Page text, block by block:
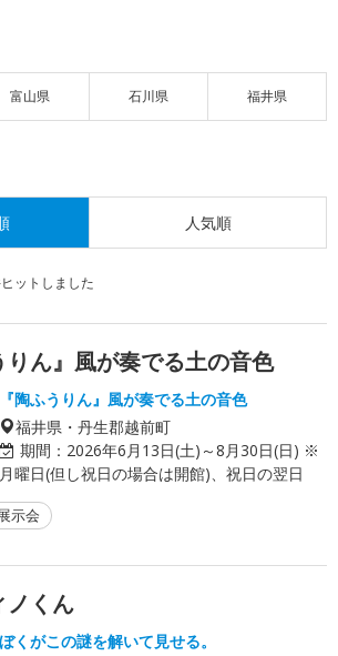
富山県 石川県 福井県
人気順
ットしました
ん』風が奏でる土の音色
『陶ふうりん』風が奏でる土の音色
福井県・丹生郡越前町
期間： 2026年6月13日(土)～8月30日(日) ※
月曜日(但し祝日の場合は開館)、祝日の翌日
示会
ノくん
ぼくがこの謎を解いて見せる。